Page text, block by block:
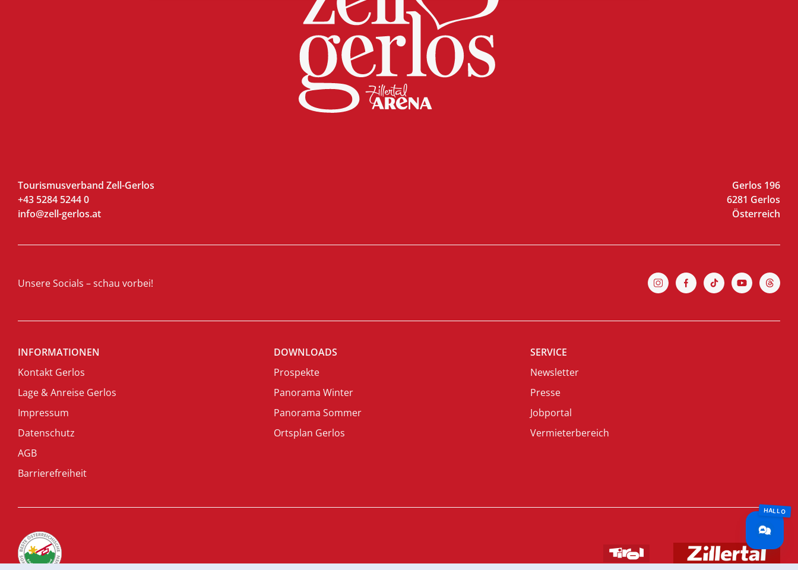
Tourismusverband Zell-Gerlos
+43 5284 5244 0
info@zell-gerlos.at
Gerlos 196
6281 Gerlos
Österreich
Unsere Socials – schau vorbei!
INFORMATIONEN
Kontakt Gerlos
Lage & Anreise Gerlos
Impressum
Datenschutz
AGB
Barrierefreiheit
DOWNLOADS
Prospekte
Panorama Winter
Panorama Sommer
Ortsplan Gerlos
SERVICE
Newsletter
Presse
Jobportal
Vermieterbereich